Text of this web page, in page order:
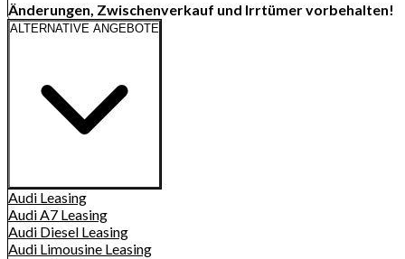
Änderungen, Zwischenverkauf und Irrtümer vorbehalten!
ALTERNATIVE ANGEBOTE
Audi Leasing
Audi A7 Leasing
Audi Diesel Leasing
Audi Limousine Leasing